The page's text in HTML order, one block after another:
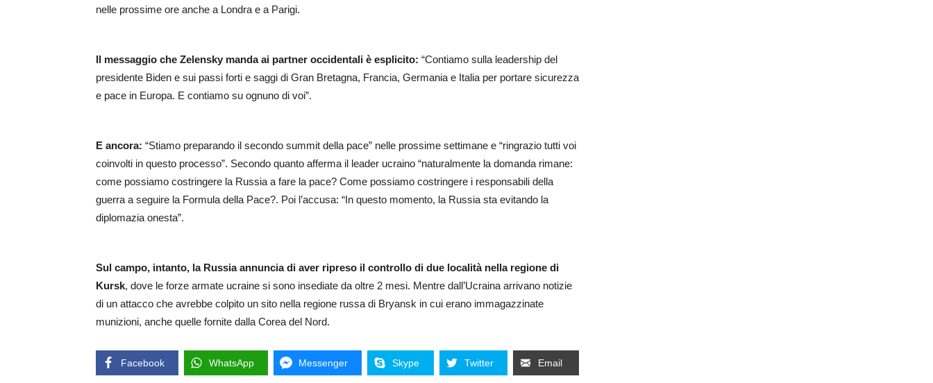
nelle prossime ore anche a Londra e a Parigi.
Il messaggio che Zelensky manda ai partner occidentali è esplicito: “Contiamo sulla leadership del
presidente Biden e sui passi forti e saggi di Gran Bretagna, Francia, Germania e Italia per portare sicurezza
e pace in Europa. E contiamo su ognuno di voi”.
E ancora: “Stiamo preparando il secondo summit della pace” nelle prossime settimane e “ringrazio tutti voi
coinvolti in questo processo”. Secondo quanto afferma il leader ucraino “naturalmente la domanda rimane:
come possiamo costringere la Russia a fare la pace? Come possiamo costringere i responsabili della
guerra a seguire la Formula della Pace?. Poi l’accusa: “In questo momento, la Russia sta evitando la
diplomazia onesta”.
Sul campo, intanto, la Russia annuncia di aver ripreso il controllo di due località nella regione di
Kursk, dove le forze armate ucraine si sono insediate da oltre 2 mesi. Mentre dall’Ucraina arrivano notizie
di un attacco che avrebbe colpito un sito nella regione russa di Bryansk in cui erano immagazzinate
munizioni, anche quelle fornite dalla Corea del Nord.
Facebook WhatsApp Messenger Skype Twitter Email